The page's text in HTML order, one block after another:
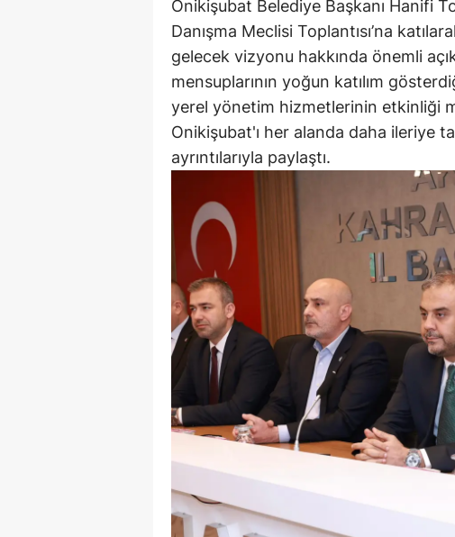
Onikişubat Belediye Başkanı Hanifi
Danışma Meclisi Toplantısı’na
gelecek vizyonu hakkında önemli
mensuplarının yoğun katılım
yerel yönetim hizmetlerinin etkinliği
Onikişubat'ı her alanda daha ileriye
ayrıntılarıyla paylaştı.